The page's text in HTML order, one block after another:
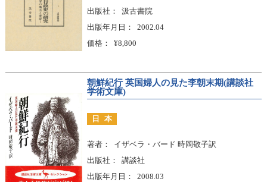
出版社
汲古書院
出版年月日
2002.04
価格
¥8,800
朝鮮紀行 英国婦人の見た李朝末期(講談社
学術文庫)
日本
著者
イザベラ・バード 時岡敬子訳
出版社
講談社
出版年月日
2008.03